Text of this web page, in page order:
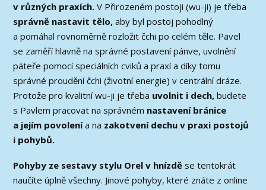
v různých praxích. V Přirozeném postoji (wu-ji) je třeba
správně nastavit tělo, aby byl postoj pohodlný
a pomáhal rovnoměrně rozložit čchi po celém těle. Pavel
se zaměří hlavně na správné postavení pánve, uvolnění
páteře pomocí speciálních cviků a praxí a díky tomu
správné proudění čchi (životní energie) v centrální dráze.
Protože pro kvalitní wu-ji je třeba uvolnit i dech, budete
s Pavlem pracovat na správném nastavení bránice
a jejím povolenía na zakotvení dechu v praxi postojů
i pohybů.
Pohyby ze sestavy stylu Orel v hnízdě se tentokrát
naučíte úplně všechny. Jinové pohyby, které znáte z online